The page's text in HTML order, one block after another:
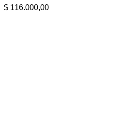
$ 116.000,00